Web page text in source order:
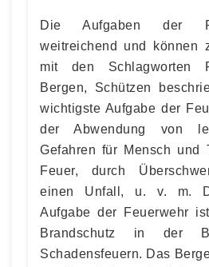
Die Aufgaben der
weitreichend und können
mit den Schlagworten
Bergen, Schützen
wichtigste Aufgabe der
der Abwendung von
Gefahren für Mensch und
Feuer, durch
einen Unfall, u. v. m.
Aufgabe der Feuerwehr
Brandschutz in der
Schadensfeuern. Das